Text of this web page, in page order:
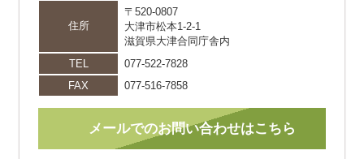
住所
〒520-0807
大津市松本1-2-1
滋賀県大津合同庁舎内
TEL
077-522-7828
FAX
077-516-7858
メールでのお問い合わせはこちら